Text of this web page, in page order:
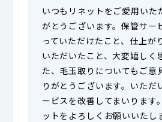
いつもリネットをご愛用いた
がとうございます。保管サー
っていただけたこと、仕上が
いただいたこと、大変嬉しく
た、毛玉取りについてもご意
りがとうございます。いただ
ービスを改善してまいります
ットをよろしくお願いいたし